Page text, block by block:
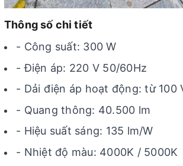
Thông số chi tiết
- Công suất: 300 W
- Điện áp: 220 V 50/60Hz
- Dải điện áp hoạt động: từ 100
- Quang thông: 40.500 lm
- Hiệu suất sáng: 135 lm/W
- Nhiệt độ màu: 4000K / 5000K